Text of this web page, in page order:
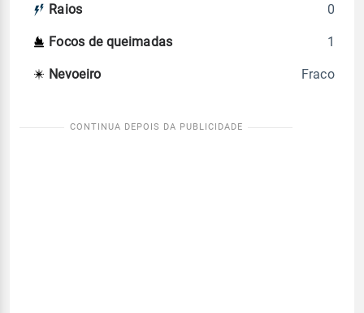
Raios 0
Focos de queimadas 1
Nevoeiro Fraco